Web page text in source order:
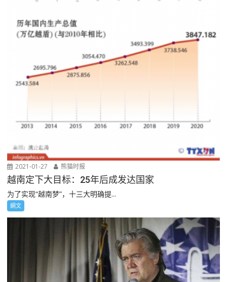
2021-01-27 熊猫时报
越南定下大目标：25年后成发达国家
为了实现“越南梦”，十三大明确提...
網文